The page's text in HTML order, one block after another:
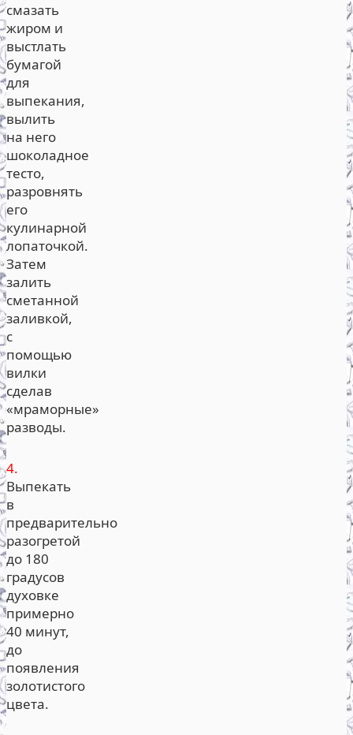
смазать
жиром и
выстлать
бумагой
для
выпекания,
вылить
на него
шоколадное
тесто,
разровнять
его
кулинарной
лопаточкой.
Затем
залить
сметанной
заливкой,
с
помощью
вилки
сделав
«мраморные»
разводы.
4.
Выпекать
в
предварительно
разогретой
до 180
градусов
духовке
примерно
40 минут,
до
появления
золотистого
цвета.